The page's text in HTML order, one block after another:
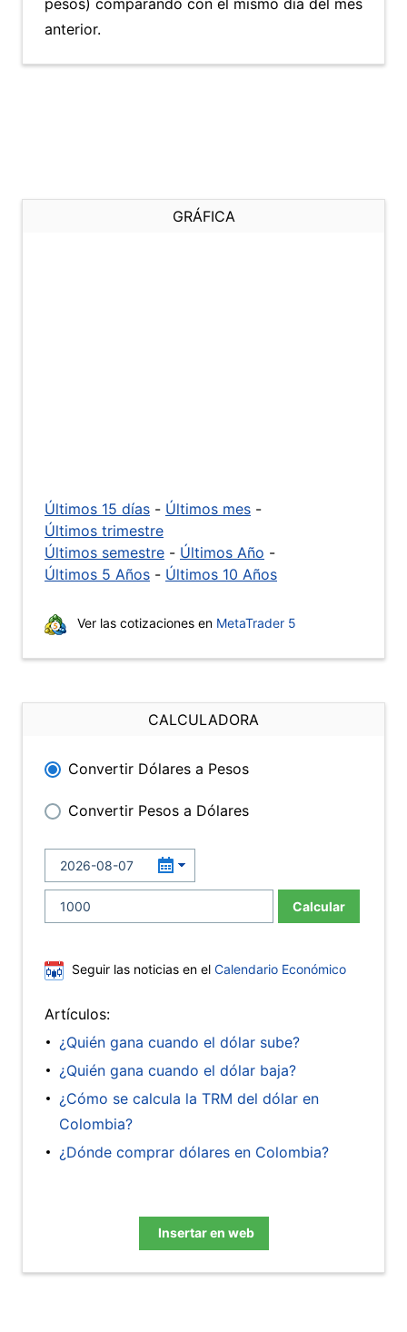
pesos) comparando con el mismo día del mes
anterior.
GRÁFICA
Últimos 15 días - Últimos mes -
Últimos trimestre
Últimos semestre - Últimos Año -
Últimos 5 Años - Últimos 10 Años
Ver las cotizaciones en MetaTrader 5
CALCULADORA
Convertir Dólares a Pesos
Convertir Pesos a Dólares
Calcular
Seguir las noticias en el Calendario Económico
Artículos:
¿Quién gana cuando el dólar sube?
¿Quién gana cuando el dólar baja?
¿Cómo se calcula la TRM del dólar en
Colombia?
¿Dónde comprar dólares en Colombia?
Insertar en web